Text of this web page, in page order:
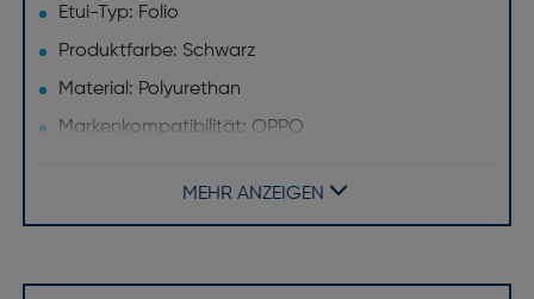
Etui-Typ: Folio
Produktfarbe: Schwarz
Material: Polyurethan
Markenkompatibilität: OPPO
Desktop-Ständer: JaMEHR ANZEIGEN